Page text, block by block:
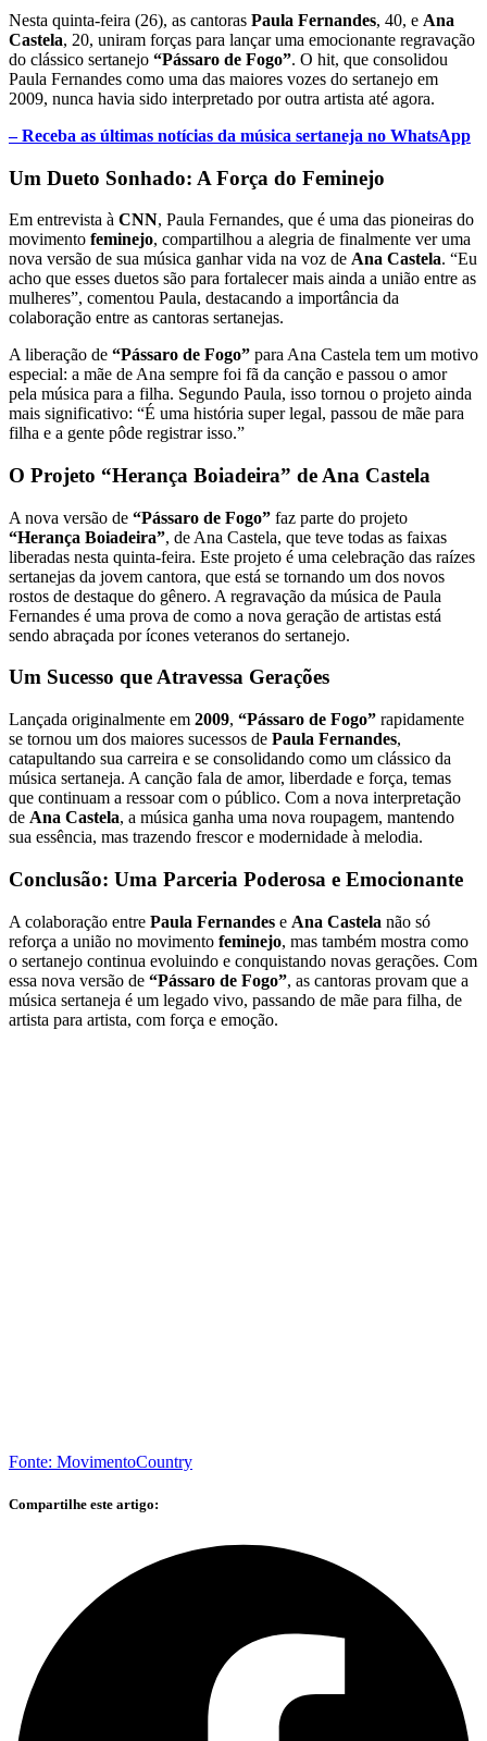
Nesta quinta-feira (26), as cantoras Paula Fernandes, 40, e Ana
Castela, 20, uniram forças para lançar uma emocionante regravação
do clássico sertanejo “Pássaro de Fogo”. O hit, que consolidou
Paula Fernandes como uma das maiores vozes do sertanejo em
2009, nunca havia sido interpretado por outra artista até agora.
– Receba as últimas notícias da música sertaneja no WhatsApp
Um Dueto Sonhado: A Força do Feminejo
Em entrevista à CNN, Paula Fernandes, que é uma das pioneiras do
movimento feminejo, compartilhou a alegria de finalmente ver uma
nova versão de sua música ganhar vida na voz de Ana Castela. “Eu
acho que esses duetos são para fortalecer mais ainda a união entre as
mulheres”, comentou Paula, destacando a importância da
colaboração entre as cantoras sertanejas.
A liberação de “Pássaro de Fogo” para Ana Castela tem um motivo
especial: a mãe de Ana sempre foi fã da canção e passou o amor
pela música para a filha. Segundo Paula, isso tornou o projeto ainda
mais significativo: “É uma história super legal, passou de mãe para
filha e a gente pôde registrar isso.”
O Projeto “Herança Boiadeira” de Ana Castela
A nova versão de “Pássaro de Fogo” faz parte do projeto
“Herança Boiadeira”, de Ana Castela, que teve todas as faixas
liberadas nesta quinta-feira. Este projeto é uma celebração das raízes
sertanejas da jovem cantora, que está se tornando um dos novos
rostos de destaque do gênero. A regravação da música de Paula
Fernandes é uma prova de como a nova geração de artistas está
sendo abraçada por ícones veteranos do sertanejo.
Um Sucesso que Atravessa Gerações
Lançada originalmente em 2009, “Pássaro de Fogo” rapidamente
se tornou um dos maiores sucessos de Paula Fernandes,
catapultando sua carreira e se consolidando como um clássico da
música sertaneja. A canção fala de amor, liberdade e força, temas
que continuam a ressoar com o público. Com a nova interpretação
de Ana Castela, a música ganha uma nova roupagem, mantendo
sua essência, mas trazendo frescor e modernidade à melodia.
Conclusão: Uma Parceria Poderosa e Emocionante
A colaboração entre Paula Fernandes e Ana Castela não só
reforça a união no movimento feminejo, mas também mostra como
o sertanejo continua evoluindo e conquistando novas gerações. Com
essa nova versão de “Pássaro de Fogo”, as cantoras provam que a
música sertaneja é um legado vivo, passando de mãe para filha, de
artista para artista, com força e emoção.
Fonte: MovimentoCountry
Compartilhe este artigo: